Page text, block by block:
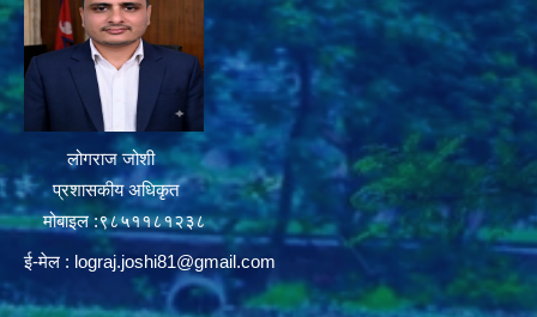
लोगराज जोशी
प्रशासकीय अधिकृत
मोबाइल :९८५११८१२३८
ई-मेल : lograj.joshi81@gmail.com